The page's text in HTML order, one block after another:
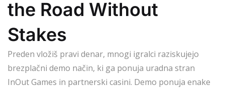
the Road Without
Stakes
Preden vložiš pravi denar, mnogi igralci raziskujejo
brezplačni demo način, ki ga ponuja uradna stran
InOut Games in partnerski casini. Demo ponuja enake